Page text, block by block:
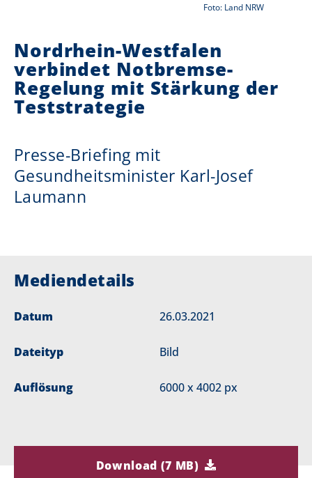
e
r
:
Foto: Land NRW
Nordrhein-Westfalen
verbindet Notbremse-
Regelung mit Stärkung der
Teststrategie
Presse-Briefing mit
Gesundheitsminister Karl-Josef
Laumann
Mediendetails
Datum 26.03.2021
Dateityp Bild
Auflösung 6000 x 4002 px
Download (7 MB)